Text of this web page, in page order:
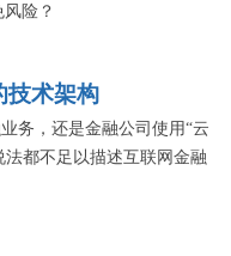
险？
技术架构
务，还是金融公司使用“云
法都不足以描述互联网金融